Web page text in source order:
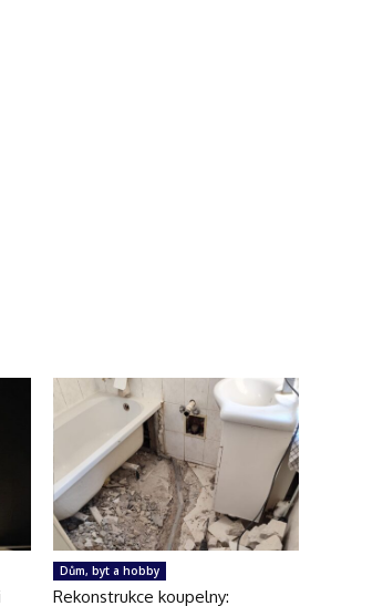
Dům, byt a hobby
Rekonstrukce koupelny: